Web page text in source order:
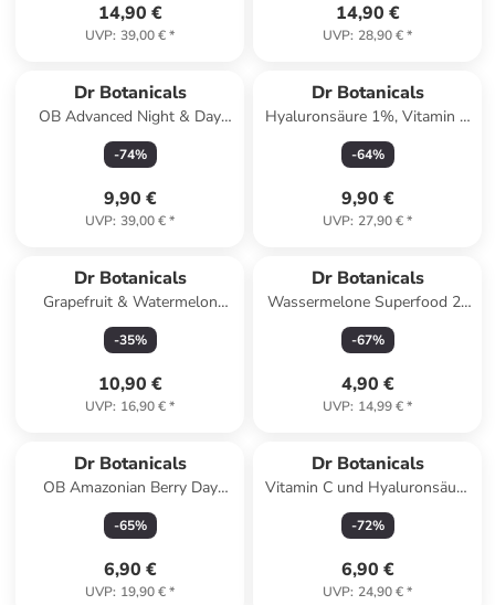
14,90 €
UVP: 39,00 €*
14,90 €
UVP: 28,90 €*
Dr Botanicals
OB Advanced Night & Day
Ultra Revive & Hydrate
Moisturiser
-74%
9,90 €
UVP: 39,00 €*
Dr Botanicals
Hyaluronsäure 1%, Vitamin C
1% & Hautstraffender
Komplex 1% Tagescreme
-64%
9,90 €
UVP: 27,90 €*
Dr Botanicals
Grapefruit & Watermelon
Refreshing Cleanser
-35%
10,90 €
UVP: 16,90 €*
Dr Botanicals
Wassermelone Superfood 2-
in-1-Reinigungsmittel &
Make-up-Entferner 30ml
-67%
4,90 €
UVP: 14,99 €*
Dr Botanicals
OB Amazonian Berry Day
Moisturiser 15ml Duo Pack
-65%
6,90 €
UVP: 19,90 €*
Dr Botanicals
Vitamin C und Hyaluronsäure
Maske.
-72%
6,90 €
UVP: 24,90 €*